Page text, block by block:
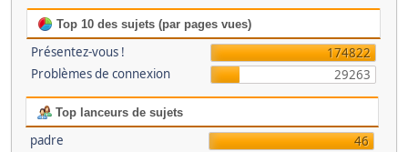
Top 10 des sujets (par pages vues)
Présentez-vous !
174822
Problèmes de connexion
29263
Top lanceurs de sujets
padre
46